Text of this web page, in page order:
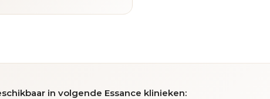
in volgende Essance klinieken: